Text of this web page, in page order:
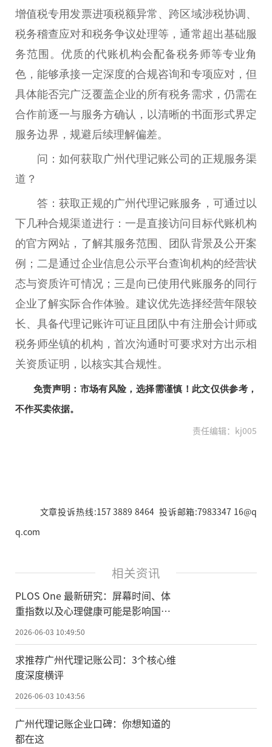
增值税专用发票进项税额异常、跨区域涉税协调、
税务稽查应对和税务争议处理等，通常超出基础服
务范围。优质的代账机构会配备税务师等专业角
色，能够承接一定深度的合规咨询和专项应对，但
具体能否完广泛覆盖企业的所有税务需求，仍需在
合作前逐一与服务方确认，以清晰的书面形式界定
服务边界，规避后续理解偏差。
问：如何获取广州代理记账公司的正规服务渠
道？
答：获取正规的广州代理记账服务，可通过以
下几种合规渠道进行：一是直接访问目标代账机构
的官方网站，了解其服务范围、团队背景及公开案
例；二是通过企业信息公示平台查询机构的经营状
态与资质许可情况；三是向已使用代账服务的同行
企业了解实际合作体验。建议优先选择经营年限较
长、具备代理记账许可证且团队中有注册会计师或
税务师坐镇的机构，首次沟通时可要求对方出示相
关资质证明，以核实其合规性。
免责声明：市场有风险，选择需谨慎！此文仅供参考，
不作买卖依据。
责任编辑：kj005
文章投诉热线:157 3889 8464 投诉邮箱:7983347 16@q
q.com
相关资讯
PLOS One 最新研究：屏幕时间、体
重指数以及心理健康可能是影响国内
青少年睡眠质量的几大因素
2026-06-03 10:49:50
求推荐广州代理记账公司：3个核心维
度深度横评
2026-06-03 10:43:56
广州代理记账企业口碑：你想知道的
都在这